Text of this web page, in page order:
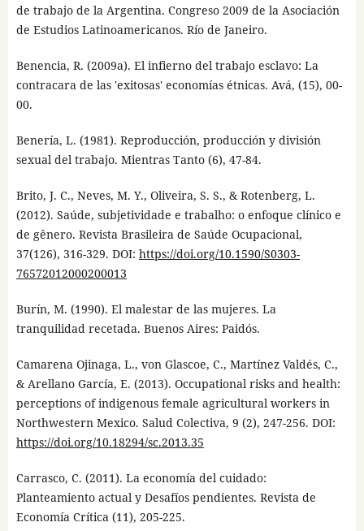
de trabajo de la Argentina. Congreso 2009 de la Asociación
de Estudios Latinoamericanos. Río de Janeiro.
Benencia, R. (2009a). El infierno del trabajo esclavo: La
contracara de las 'exitosas' economías étnicas. Avá, (15), 00-
00.
Benería, L. (1981). Reproducción, producción y división
sexual del trabajo. Mientras Tanto (6), 47-84.
Brito, J. C., Neves, M. Y., Oliveira, S. S., & Rotenberg, L.
(2012). Saúde, subjetividade e trabalho: o enfoque clínico e
de gênero. Revista Brasileira de Saúde Ocupacional,
37(126), 316-329. DOI: https://doi.org/10.1590/S0303-
76572012000200013
Burín, M. (1990). El malestar de las mujeres. La
tranquilidad recetada. Buenos Aires: Paidós.
Camarena Ojinaga, L., von Glascoe, C., Martínez Valdés, C.,
& Arellano García, E. (2013). Occupational risks and health:
perceptions of indigenous female agricultural workers in
Northwestern Mexico. Salud Colectiva, 9 (2), 247-256. DOI:
https://doi.org/10.18294/sc.2013.35
Carrasco, C. (2011). La economía del cuidado:
Planteamiento actual y Desafíos pendientes. Revista de
Economía Crítica (11), 205-225.